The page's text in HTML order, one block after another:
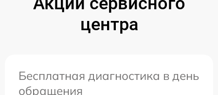
центра
Бесплатная диагностика в день
обращения